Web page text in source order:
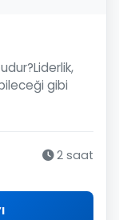
gibi
2 saat